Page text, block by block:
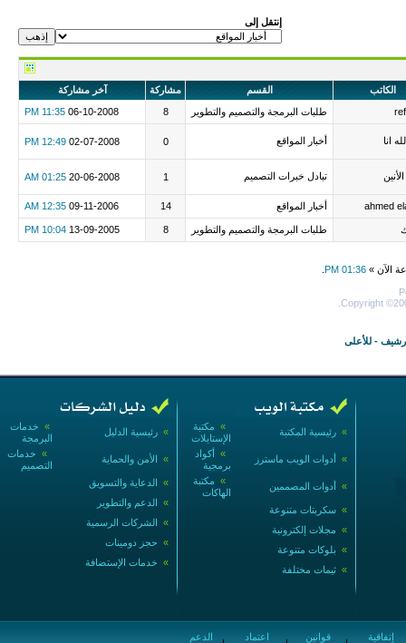
إنتقل إلى
الكاتب القسم مشاركة
آخر مشاركة
طلبات البرمجة والتصميم والتطوير 8
06-10-2008
11:35 PM
انا أخبار المواقع 0
02-07-2008
12:49 PM
تبادل خبرات التصميم 1
20-06-2008
01:25 AM
ahmed أخبار المواقع 14
09-11-2006
12:35 AM
طلبات البرمجة والتصميم والتطوير 8
13-09-2005
10:04 PM
الآن » 01:36 PM
Copyright
- للأعلى
» خدمات
البرمجة
» رئيسية الدليل
» خدمات
التصميم
» الأمن والحماية
» الدعاية والتسويق
» الدعم والتطوير
» الشركات الرسمية
» حجز دومينات
» خدمات الإستضافة
» مكتبة
الإستايلات
» رئيسية المكتبة
» أكواد
برمجية
» أدوات الويب ماسترز
» مكتبة
الهاكات
» أدوات المصممين
» سكربتات متنوعة
» مجلات إلكترونية
» بلوكات متنوعة
» ثيمات مختلفة